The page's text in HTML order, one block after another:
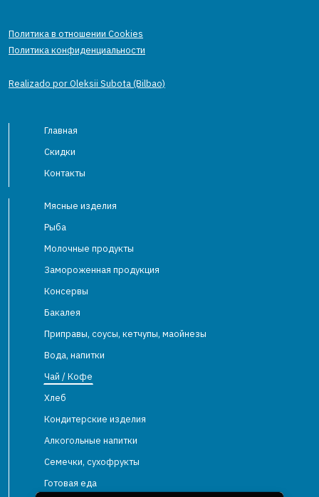
Политика в отношении Cookies
Политика конфиденциальности
Realizado por Oleksii Subota (Bilbao)
Главная
Скидки
Контакты
Мясные изделия
Рыба
Молочные продукты
Замороженная продукция
Консервы
Бакалея
Приправы, соусы, кетчупы, маойнезы
Вода, напитки
Чай / Кофе
Хлеб
Кондитерские изделия
Алкогольные напитки
Семечки, сухофрукты
Готовая еда